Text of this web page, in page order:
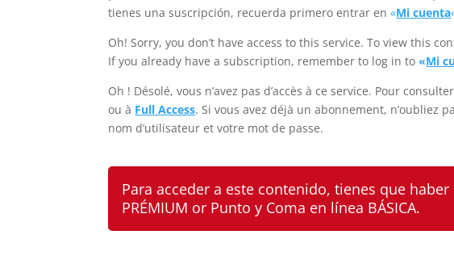
tienes una suscripción, recuerda primero entrar en«Mi cuenta
Oh! Sorry, you don’t have access to this service. To view this
If you already have a subscription, remember to log in to«Mi
Oh ! Désolé, vous n’avez pas d’accès à ce service. Pour
ou à Full Access. Si vous avez déjà un abonnement, n’oubliez
nom d’utilisateur et votre mot de passe.
Para acceder a este contenido, tienes que
PRÉMIUM or Punto y Coma en línea BÁSICA.